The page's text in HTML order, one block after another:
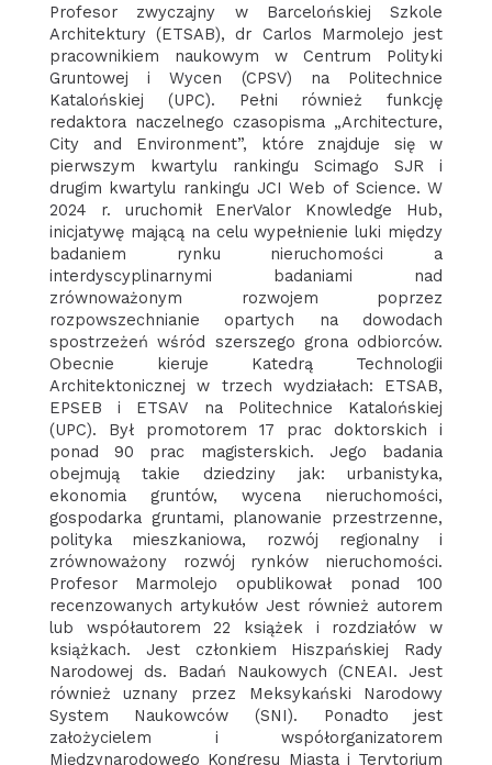
Profesor zwyczajny w Barcelońskiej Szkole
Architektury (ETSAB), dr Carlos Marmolejo jest
pracownikiem naukowym w Centrum Polityki
Gruntowej i Wycen (CPSV) na Politechnice
Katalońskiej (UPC). Pełni również funkcję
redaktora naczelnego czasopisma „Architecture,
City and Environment”, które znajduje się w
pierwszym kwartylu rankingu Scimago SJR i
drugim kwartylu rankingu JCI Web of Science. W
2024 r. uruchomił EnerValor Knowledge Hub,
inicjatywę mającą na celu wypełnienie luki między
badaniem rynku nieruchomości a
interdyscyplinarnymi badaniami nad
zrównoważonym rozwojem poprzez
rozpowszechnianie opartych na dowodach
spostrzeżeń wśród szerszego grona odbiorców.
Obecnie kieruje Katedrą Technologii
Architektonicznej w trzech wydziałach: ETSAB,
EPSEB i ETSAV na Politechnice Katalońskiej
(UPC). Był promotorem 17 prac doktorskich i
ponad 90 prac magisterskich. Jego badania
obejmują takie dziedziny jak: urbanistyka,
ekonomia gruntów, wycena nieruchomości,
gospodarka gruntami, planowanie przestrzenne,
polityka mieszkaniowa, rozwój regionalny i
zrównoważony rozwój rynków nieruchomości.
Profesor Marmolejo opublikował ponad 100
recenzowanych artykułów Jest również autorem
lub współautorem 22 książek i rozdziałów w
książkach. Jest członkiem Hiszpańskiej Rady
Narodowej ds. Badań Naukowych (CNEAI. Jest
również uznany przez Meksykański Narodowy
System Naukowców (SNI). Ponadto jest
założycielem i współorganizatorem
Międzynarodowego Kongresu Miasta i Terytorium